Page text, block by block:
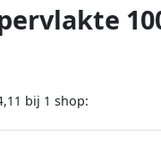
bij 1 shop: